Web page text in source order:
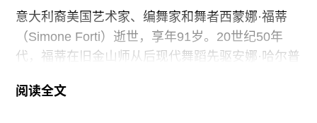
意大利裔美国艺术家、编舞家和舞者西蒙娜·福蒂
（Simone Forti）逝世，享年91岁。20世纪50年
代，福蒂在旧金山师从后现代舞蹈先驱安娜·哈尔普
品系列“舞蹈构造”（Dance Constructions）迅速崭
阅读全文